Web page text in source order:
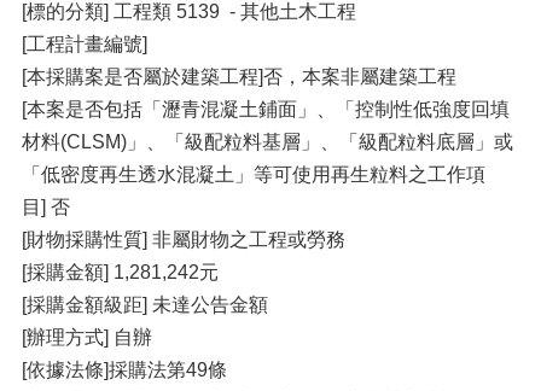
[標的分類] 工程類 5139 - 其他土木工程
[工程計畫編號]
[本採購案是否屬於建築工程]否，本案非屬建築工程
[本案是否包括「瀝青混凝土鋪面」、「控制性低強度回填
材料(CLSM)」、「級配粒料基層」、「級配粒料底層」或
「低密度再生透水混凝土」等可使用再生粒料之工作項
目] 否
[財物採購性質] 非屬財物之工程或勞務
[採購金額] 1,281,242元
[採購金額級距] 未達公告金額
[辦理方式] 自辦
[依據法條]採購法第49條